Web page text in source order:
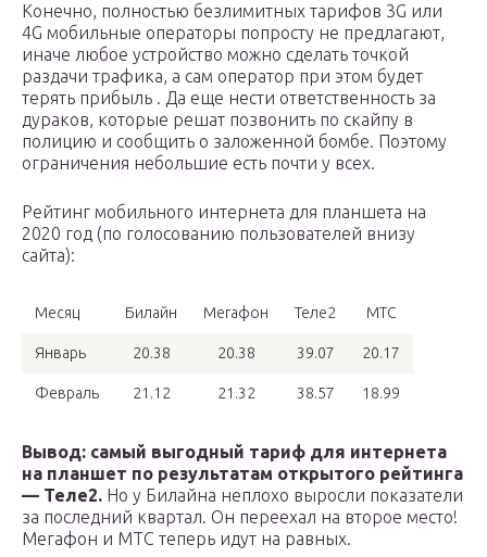
Конечно, полностью безлимитных тарифов 3G или
4G мобильные операторы попросту не предлагают,
иначе любое устройство можно сделать точкой
раздачи трафика, а сам оператор при этом будет
терять прибыль . Да еще нести ответственность за
дураков, которые решат позвонить по скайпу в
полицию и сообщить о заложенной бомбе. Поэтому
ограничения небольшие есть почти у всех.
Рейтинг мобильного интернета для планшета на
2020 год (по голосованию пользователей внизу
сайта):
Месяц Билайн Мегафон Теле2 МТС
Январь 20.38 20.38 39.07 20.17
Февраль 21.12 21.32 38.57 18.99
Вывод: самый выгодный тариф для интернета
на планшет по результатам открытого рейтинга
— Теле2. Но у Билайна неплохо выросли показатели
за последний квартал. Он переехал на второе место!
Мегафон и МТС теперь идут на равных.